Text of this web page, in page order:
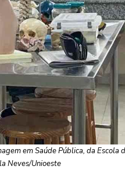
em Saúde Pública, da Escola
Neves/Unioeste